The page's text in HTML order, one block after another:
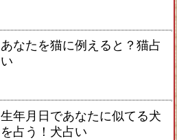
あなたを猫に例えると？猫占
い
生年月日であなたに似てる犬
を占う！犬占い